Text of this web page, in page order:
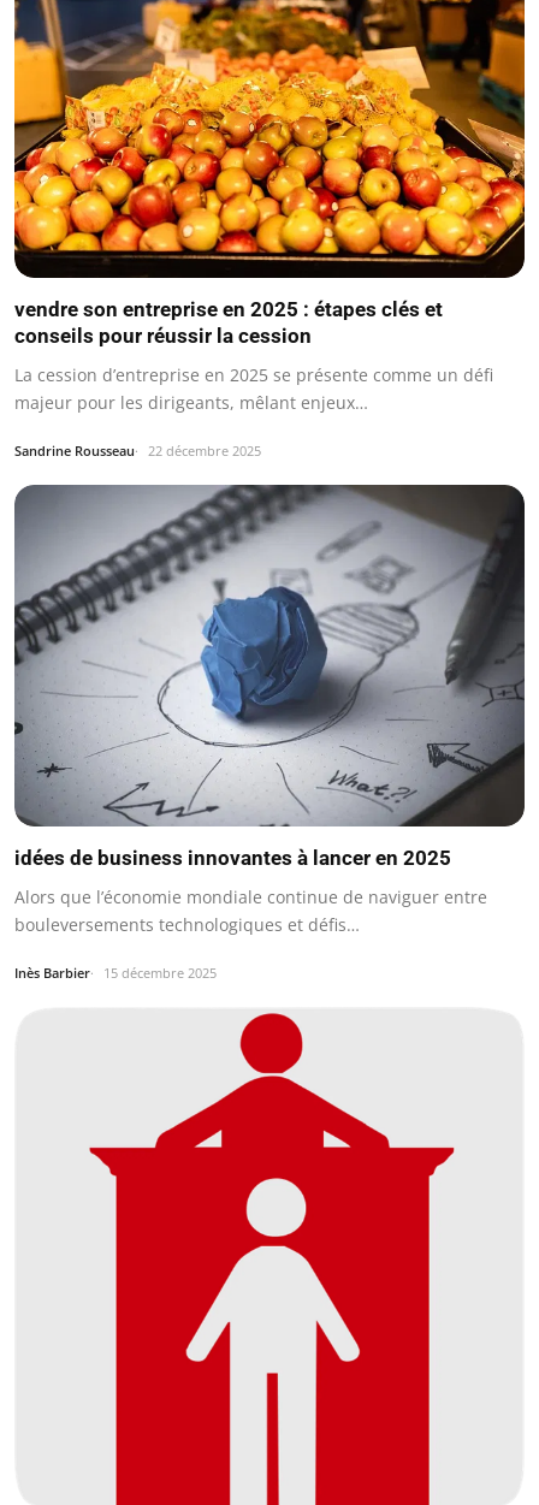
vendre son entreprise en 2025 : étapes clés et
conseils pour réussir la cession
La cession d’entreprise en 2025 se présente comme un défi
majeur pour les dirigeants, mêlant enjeux…
Sandrine Rousseau 22 décembre 2025
idées de business innovantes à lancer en 2025
Alors que l’économie mondiale continue de naviguer entre
bouleversements technologiques et défis…
Inès Barbier 15 décembre 2025